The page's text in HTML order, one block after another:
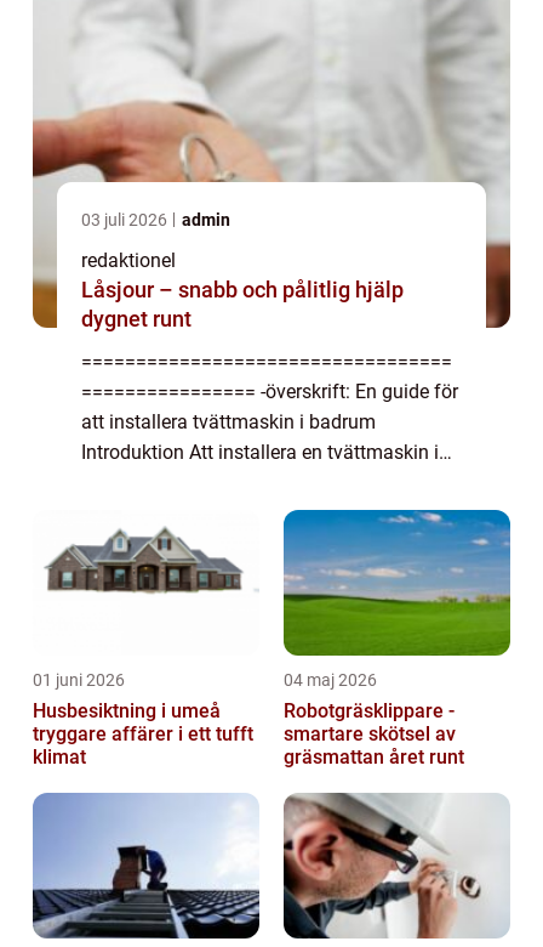
03 juli 2026 admin
redaktionel
Låsjour – snabb och pålitlig hjälp
dygnet runt
==================================
================ -överskrift: En guide för
att installera tvättmaskin i badrum
Introduktion Att installera en tvättmaskin i
många privatpersoner. Det sparar både tid
och energi, e...
01 juni 2026
Husbesiktning i umeå
tryggare affärer i ett tufft
klimat
04 maj 2026
Robotgräsklippare -
smartare skötsel av
gräsmattan året runt